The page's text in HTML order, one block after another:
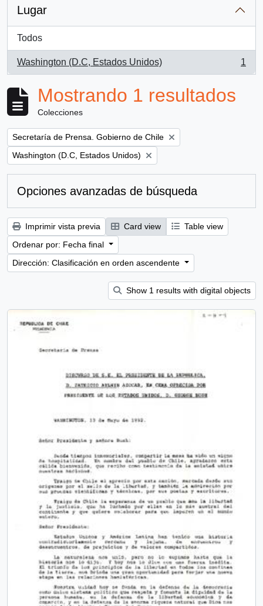
Lugar
Todos
Washington (D.C, Estados Unidos)
, 1 resultados
1
Mostrando 1 resultados
Colecciones
Remove filter:
Secretaría de Prensa. Gobierno de Chile
Remove filter:
Washington (D.C, Estados Unidos)
Opciones avanzadas de búsqueda
Imprimir vista previa Card view
Table view
Ordenar por: Fecha final
Dirección: Clasificación en orden ascendente
Show 1 results with digital objects